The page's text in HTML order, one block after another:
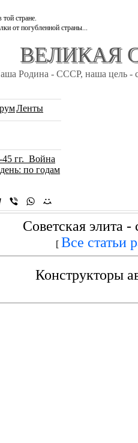
стране.
от погубленной страны...
ВЕЛИКАЯ
Родина - СССР, наша цель -
Ленты
45 гг. Война
по годам
Советская элита -
[ Все статьи
Конструкторы